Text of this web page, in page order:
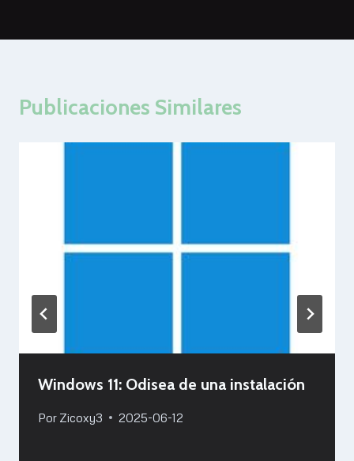
Publicaciones Similares
Windows 11: Odisea de una instalación
Por Zicoxy3 2025-06-12